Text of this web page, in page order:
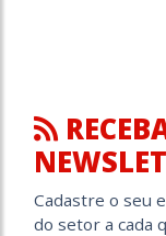
Cadastre o seu
do setor a cada